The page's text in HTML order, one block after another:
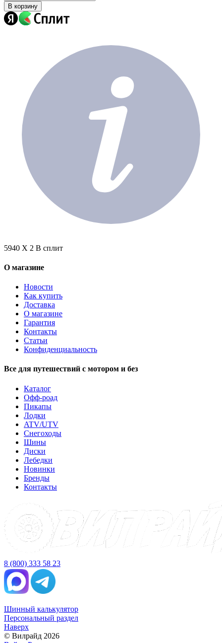
В корзину
5940 X 2 В сплит
О магазине
Новости
Как купить
Доставка
О магазине
Гарантия
Контакты
Статьи
Конфиденциальность
Все для путешествий с мотором и без
Каталог
Офф-роад
Пикапы
Лодки
ATV/UTV
Снегоходы
Шины
Диски
Лебедки
Новинки
Бренды
Контакты
8 (800) 333 58 23
Шинный калькулятор
Персональный раздел
Наверх
© Вилрайд 2026